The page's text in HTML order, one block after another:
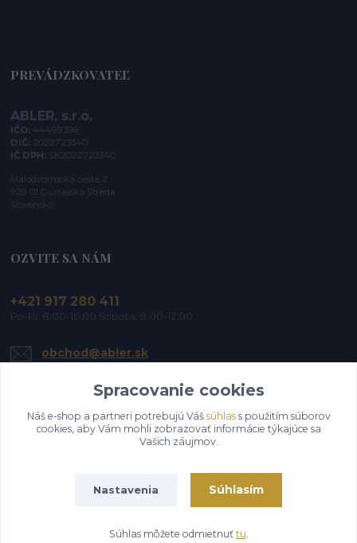
PREVÁDZKOVATEĽ
ABLER, s.r.o.
IČO: 44499396
DIČ: 2022723340
IČ DPH: SK2022723340
Malodvornícka cesta 2
929 01 Dunajská Streda
Slovensko
OZVITE SA NÁM
+421 917 280 411
Po-Pi: 8:00-16:00 Sobota: 9:00-12:00
obchod@abler.sk
Upraviť zber cookies.
Vytvorené na
Eshop-rychlo.sk
Spracovanie cookies
Náš e-shop a partneri potrebujú Váš súhlass použitím súborov
cookies, aby Vám mohli zobrazovať informácie týkajúce sa
Vašich záujmov.
Nastavenia Súhlasím
Súhlas môžete odmietnuť tu